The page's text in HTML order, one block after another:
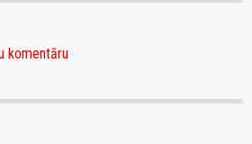
komentāru